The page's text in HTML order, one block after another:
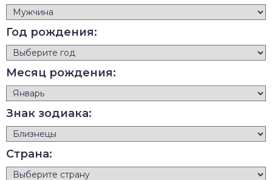
Год рождения:
Месяц рождения:
Знак зодиака:
Страна: